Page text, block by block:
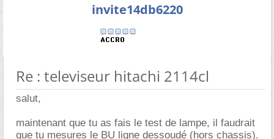
invite14db6220
Re : televiseur hitachi 2114cl
salut,
maintenant que tu as fais le test de lampe, il faudrait
que tu mesures le BU ligne dessoudé (hors chassis).